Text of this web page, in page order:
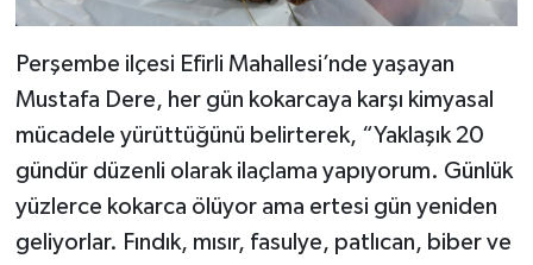
Perşembe ilçesi Efirli Mahallesi’nde yaşayan
Mustafa Dere, her gün kokarcaya karşı kimyasal
mücadele yürüttüğünü belirterek, “Yaklaşık 20
gündür düzenli olarak ilaçlama yapıyorum. Günlük
yüzlerce kokarca ölüyor ama ertesi gün yeniden
geliyorlar. Fındık, mısır, fasulye, patlıcan, biber ve